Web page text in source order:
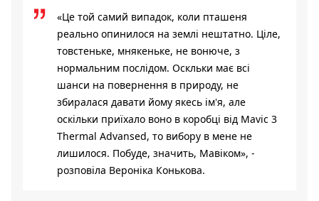
«Це той самий випадок, коли пташеня
реально опинилося на землі нештатно. Ціле,
товстеньке, мнякеньке, не вонюче, з
нормальним послідом. Оскльки має всі
шанси на повернення в природу, не
збиралася давати йому якесь ім'я, але
оскільки приїхало воно в коробці від Mavic 3
Thermal Advansed, то вибору в мене не
лишилося. Побуде, значить, Мавіком», -
розповіла Вероніка Конькова.